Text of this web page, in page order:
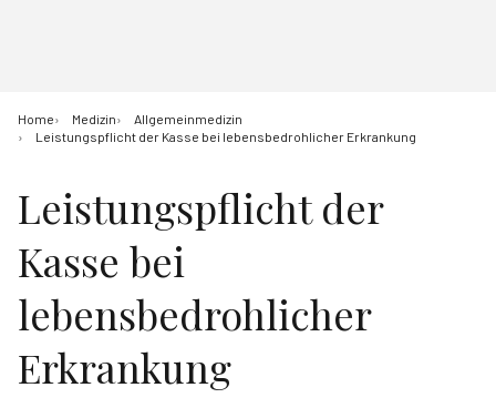
Home Medizin
Allgemeinmedizin
Leistungspflicht der Kasse bei lebensbedrohlicher Erkrankung
Leistungspflicht der
Kasse bei
lebensbedrohlicher
Erkrankung